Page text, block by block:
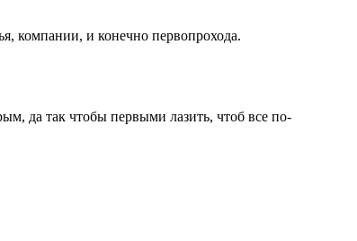
компании, и конечно первопрохода.
да так чтобы первыми лазить, чтоб все по-